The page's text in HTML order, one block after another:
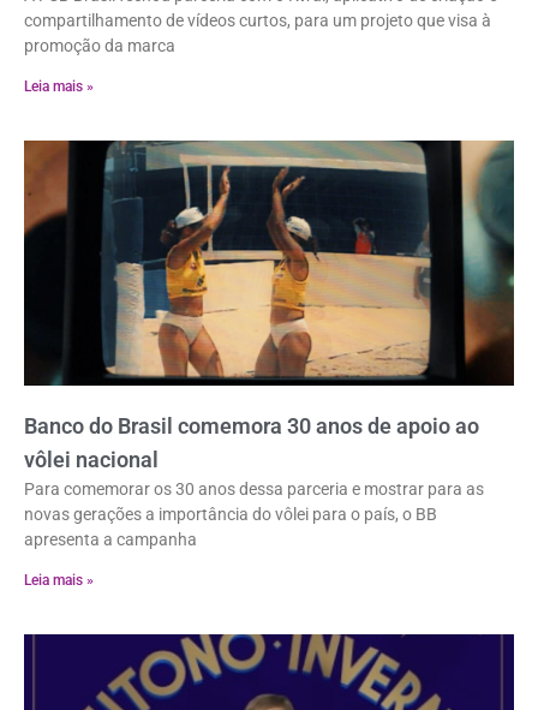
compartilhamento de vídeos curtos, para um projeto que visa à
promoção da marca
Leia mais »
Banco do Brasil comemora 30 anos de apoio ao
vôlei nacional
Para comemorar os 30 anos dessa parceria e mostrar para as
novas gerações a importância do vôlei para o país, o BB
apresenta a campanha
Leia mais »